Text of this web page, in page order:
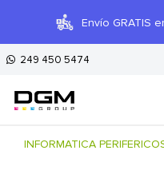
Envío GRATIS
249 450 5474
INFORMATICA